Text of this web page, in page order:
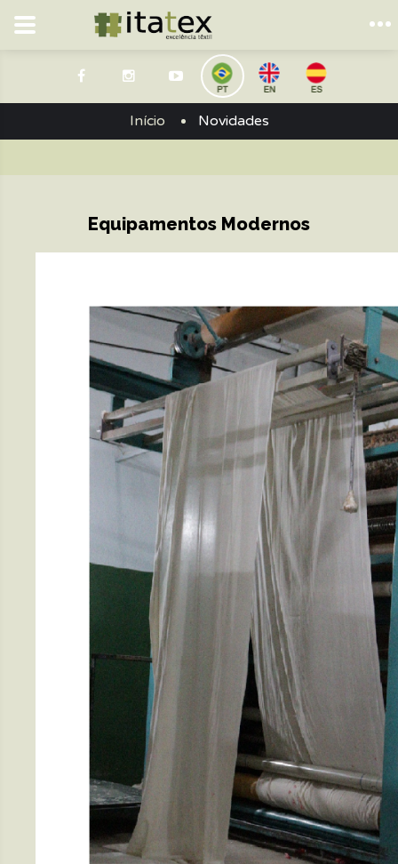
Início Novidades
Equipamentos Modernos